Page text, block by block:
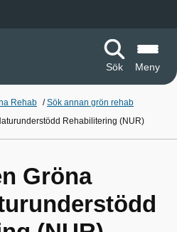
Sök
Meny
Rehab /Sök annan grön rehab
Rehabilitering (NUR)
Gröna